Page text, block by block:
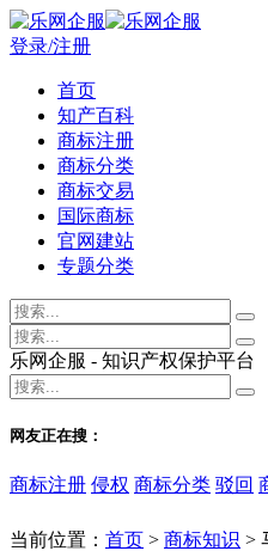
登录/注册
首页
知产百科
商标注册
商标分类
商标交易
国际商标
官网建站
专题分类
乐网企服 - 知识产权保护平台
网友正在搜：
商标注册 侵权 商标分类 驳回
当前位置： 首页 > 商标知识 >